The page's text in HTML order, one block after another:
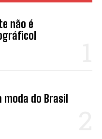
não é
moda do Brasil